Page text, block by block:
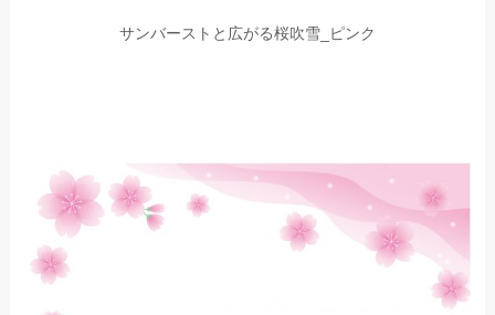
サンバーストと広がる桜吹雪_ピンク